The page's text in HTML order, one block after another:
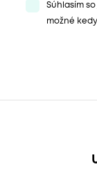
Súhlasím so
možné